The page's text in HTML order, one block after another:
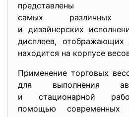
самых различных
и дизайнерских
дисплеев,
находится на корпусе
Применение торговых
для выполнения
и стационарной
помощью современных